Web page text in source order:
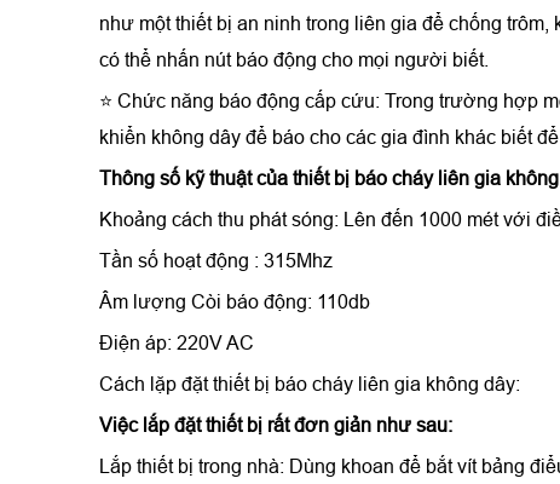
như một thiết bị an ninh trong liên gia để chống
có thể nhấn nút báo động cho mọi người biết.
⭐ Chức năng báo động cấp cứu: Trong trường hợp
khiển không dây để báo cho các gia đình khác biết
Thông số kỹ thuật của thiết bị báo cháy liên gia
Khoảng cách thu phát sóng: Lên đến 1000 mét với
Tần số hoạt động : 315Mhz
Âm lượng Còi báo động: 110db
Điện áp: 220V AC
Cách lặp đặt thiết bị báo cháy liên gia không dây:
Việc lắp đặt thiết bị rất đơn giản như sau:
Lắp thiết bị trong nhà: Dùng khoan để bắt vít bảng